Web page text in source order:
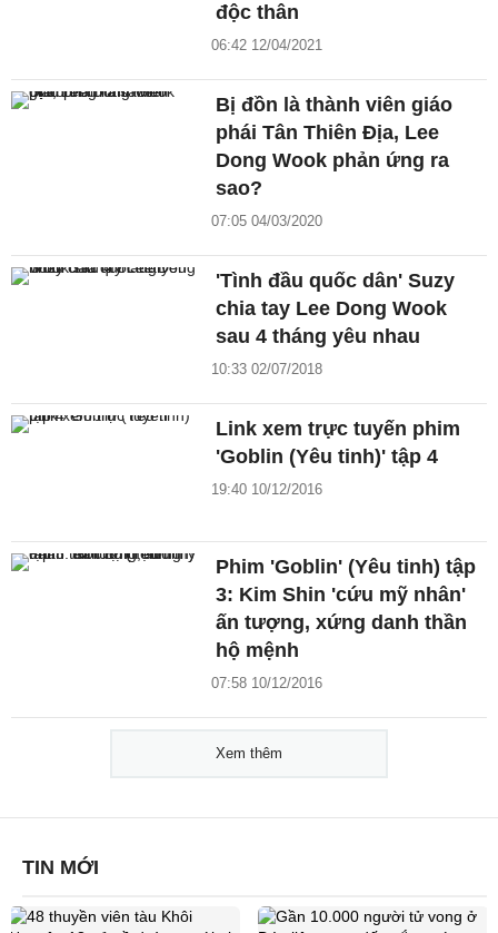
độc thân
06:42 12/04/2021
Bị đồn là thành viên giáo
phái Tân Thiên Địa, Lee
Dong Wook phản ứng ra
sao?
07:05 04/03/2020
'Tình đầu quốc dân' Suzy
chia tay Lee Dong Wook
sau 4 tháng yêu nhau
10:33 02/07/2018
Link xem trực tuyến phim
'Goblin (Yêu tinh)' tập 4
19:40 10/12/2016
Phim 'Goblin' (Yêu tinh) tập
3: Kim Shin 'cứu mỹ nhân'
ấn tượng, xứng danh thần
hộ mệnh
07:58 10/12/2016
Xem thêm
TIN MỚI